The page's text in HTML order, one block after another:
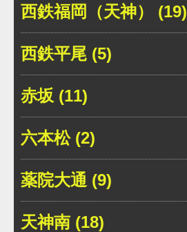
西鉄福岡（天神） (19)
西鉄平尾 (5)
赤坂 (11)
六本松 (2)
薬院大通 (9)
天神南 (18)